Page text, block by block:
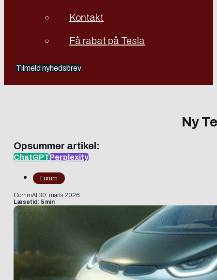
Kontakt
Få rabat på Tesla
Tilmeld nyhedsbrev
Ny
Opsummer artikel:
ChatGPTPerplexity
Forum
CommAI 30. marts 2026
Læsetid: 5 min